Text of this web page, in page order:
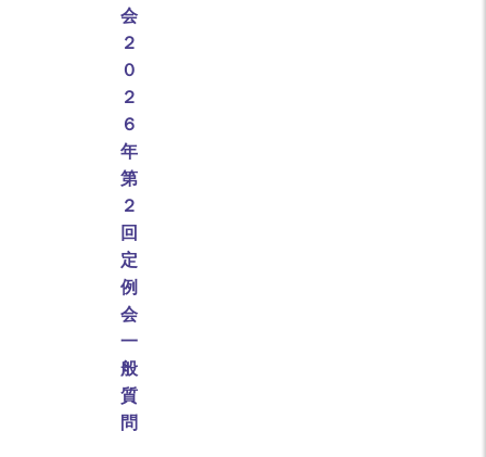
会
２
０
２
６
年
第
２
回
定
例
会
一
般
質
問